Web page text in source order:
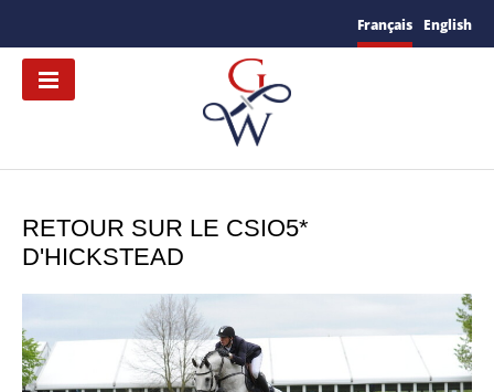
Français English
RETOUR SUR LE CSIO5*
D'HICKSTEAD